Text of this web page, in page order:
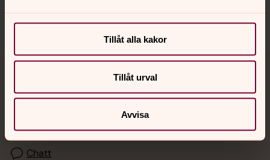
Tillåt alla kakor
Tillåt urval
Avvisa
Jourhavande präst
Akut samtals- och krisstöd. Prata eller chatta anonymt
med en präst på kvällar och nätter.
Chatt